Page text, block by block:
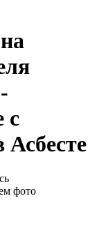
с
Асбесте
фото